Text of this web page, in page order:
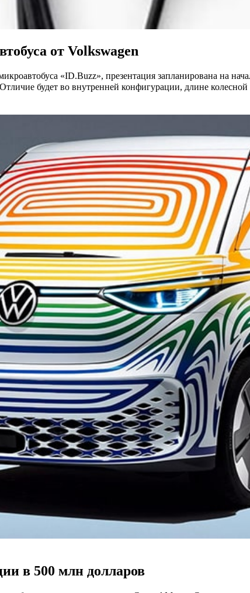
от Volkswagen
«ID.Buzz», презентация запланирована на
будет во внутренней конфигурации, длине
в 500 млн долларов